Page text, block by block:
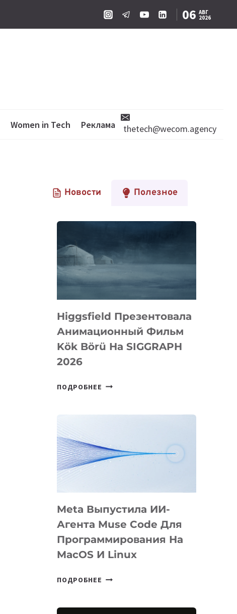
06 АВГ
2026
Women in Tech Реклама thetech@wecom.agency
Новости Полезное
Higgsfield Презентовала
Анимационный Фильм
Kök Börü На SIGGRAPH
2026
ПОДРОБНЕЕ HIGGSFIELD
BÖRÜ
НА
Meta Выпустила ИИ-
Агента Muse Code Для
Программирования На
MacOS И Linux
ПОДРОБНЕЕ META